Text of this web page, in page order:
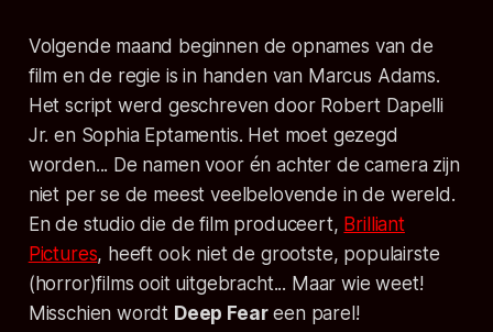
Volgende maand beginnen de opnames van de
film en de regie is in handen van Marcus Adams.
Het script werd geschreven door Robert Dapelli
Jr. en Sophia Eptamentis. Het moet gezegd
worden... De namen voor én achter de camera zijn
niet per se de meest veelbelovende in de wereld.
En de studio die de film produceert, Brilliant
Pictures, heeft ook niet de grootste, populairste
(horror)films ooit uitgebracht... Maar wie weet!
Misschien wordt Deep Feareen parel!